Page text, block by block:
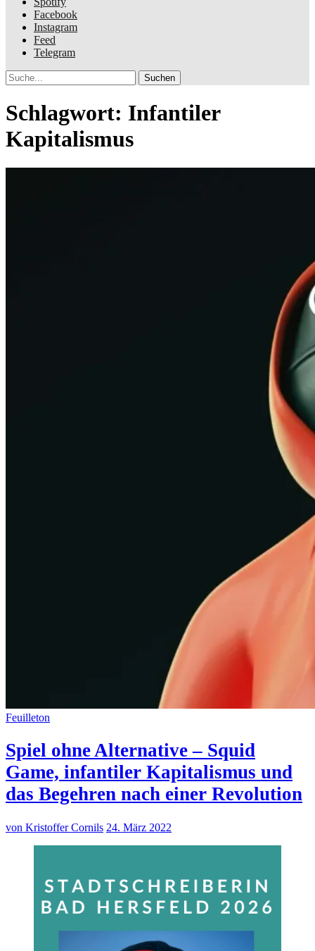
Facebook
Instagram
Feed
Telegram
Suche
Schlagwort: Infantiler
Kapitalismus
Feuilleton
Spiel ohne Alternative – Squid
Game, infantiler Kapitalismus und
das Begehren nach einer Revolution
von Kristoffer Cornils 24. März 2022